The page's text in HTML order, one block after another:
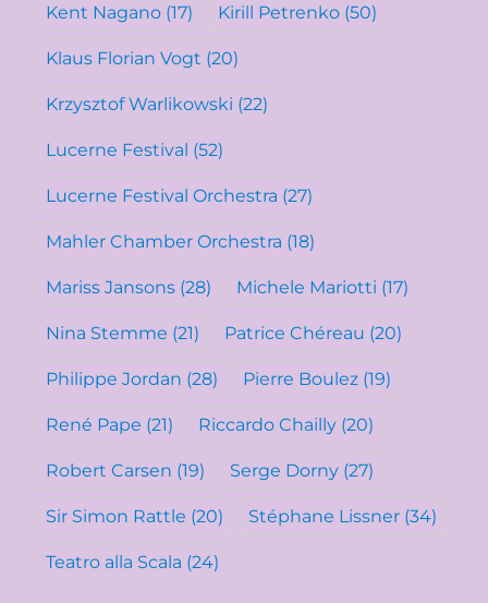
Kent Nagano (17) Kirill Petrenko (50)
Klaus Florian Vogt (20)
Krzysztof Warlikowski (22)
Lucerne Festival (52)
Lucerne Festival Orchestra (27)
Mahler Chamber Orchestra (18)
Mariss Jansons (28) Michele Mariotti (17)
Nina Stemme (21) Patrice Chéreau (20)
Philippe Jordan (28) Pierre Boulez (19)
René Pape (21) Riccardo Chailly (20)
Robert Carsen (19) Serge Dorny (27)
Sir Simon Rattle (20) Stéphane Lissner (34)
Teatro alla Scala (24)